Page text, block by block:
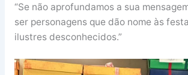
“Se não aprofundamos a sua
ser personagens que dão nome às
ilustres desconhecidos.”